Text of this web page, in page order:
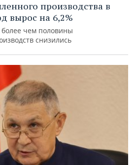
производства в
вырос на 6,2%
чем половины
снизились